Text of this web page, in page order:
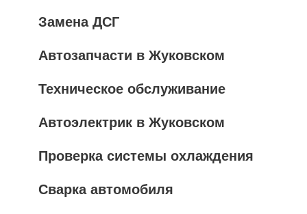
Замена ДСГ
Автозапчасти в Жуковском
Техническое обслуживание
Автоэлектрик в Жуковском
Проверка системы охлаждения
Сварка автомобиля